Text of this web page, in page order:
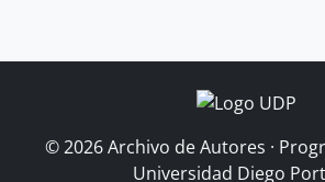
© 2026 Archivo de Autores ·
Universidad Diego